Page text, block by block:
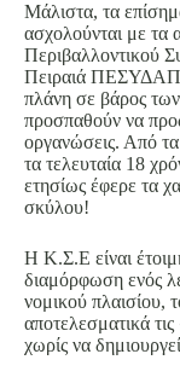
Μάλιστα, τα
ασχολούνται με τα
Περιβαλλοντικού
Πειραιά ΠΕΣΥΔΑΠ
πλάνη σε βάρος
προσπαθούν να
οργανώσεις. Από
τα τελευταία 18
ετησίως έφερε τα
σκύλου!
Η Κ.Σ.Ε είναι
διαμόρφωση ενός
νομικού πλαισίου,
αποτελεσματικά
χωρίς να